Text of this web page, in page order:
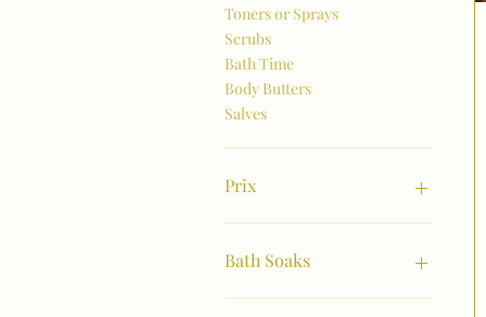
Toners or Sprays
Scrubs
Bath Time
Body Butters
Salves
Prix
8 $US
Bath Soaks
Alignment